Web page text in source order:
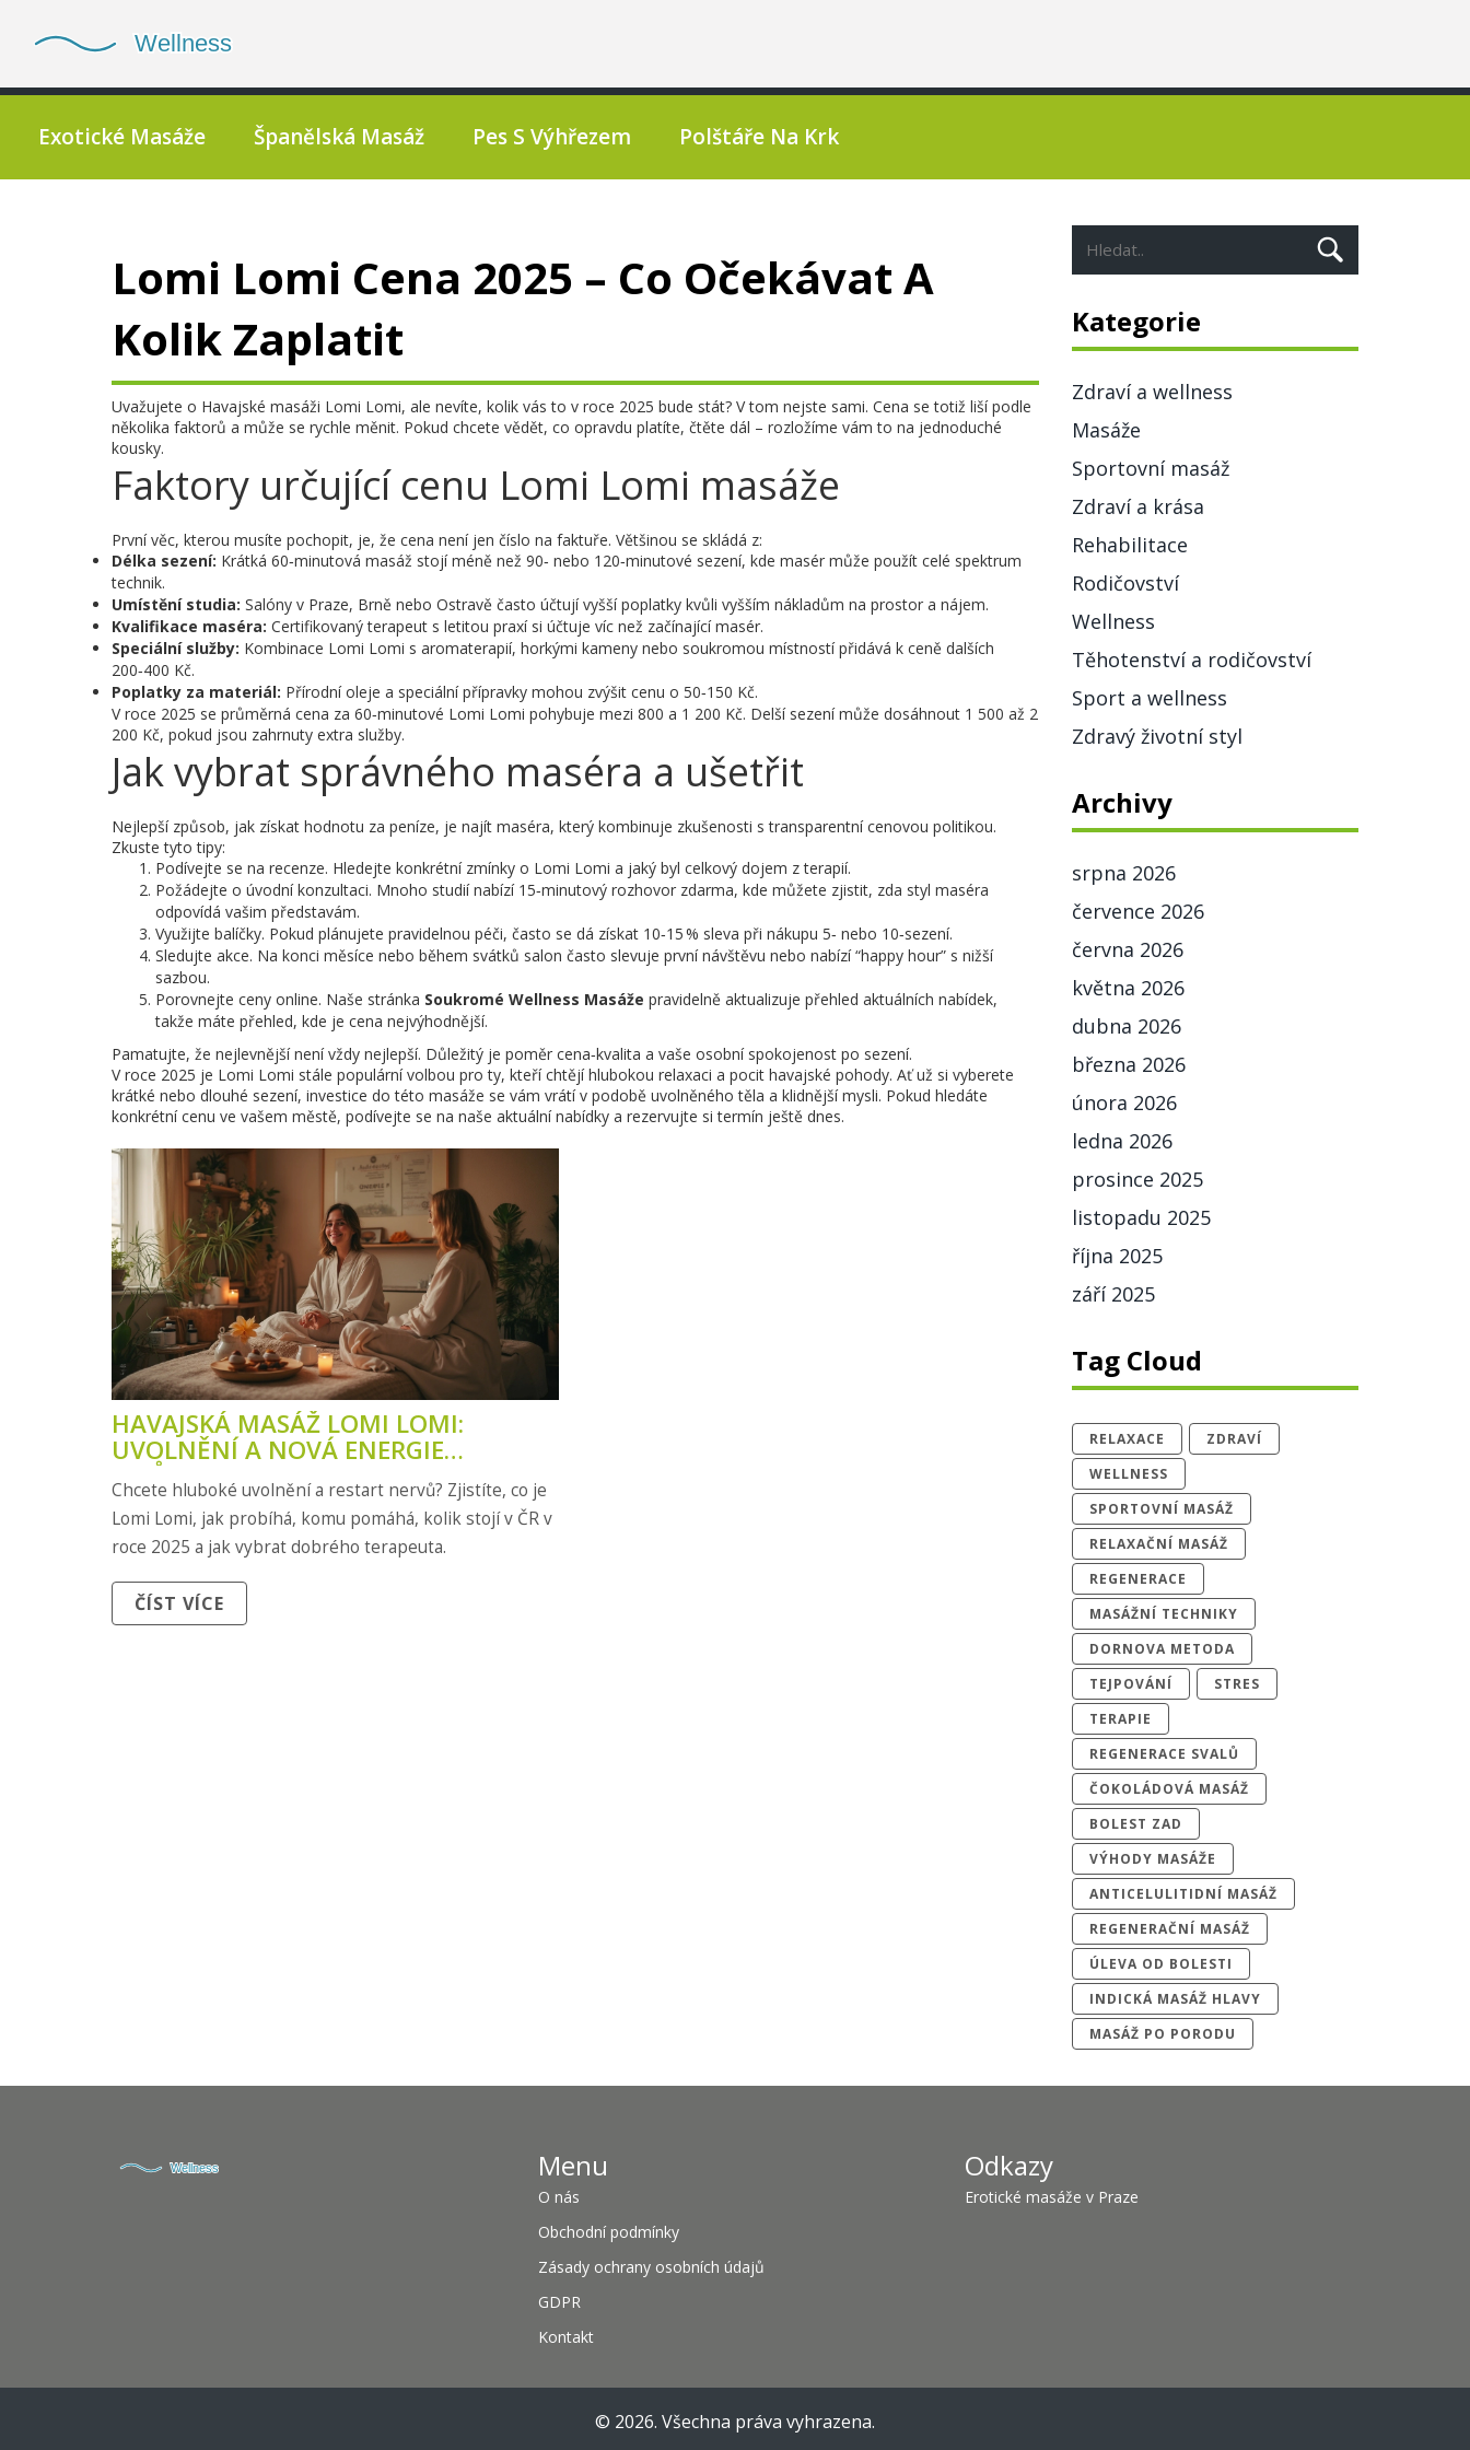
Exotické Masáže Španělská Masáž Pes S Výhřezem Polštáře Na Krk
Lomi Lomi Cena 2025 – Co Očekávat A
Kolik Zaplatit
Uvažujete o Havajské masáži Lomi Lomi, ale nevíte, kolik vás to v roce 2025 bude stát? V tom nejste sami. Cena se totiž liší podle
několika faktorů a může se rychle měnit. Pokud chcete vědět, co opravdu platíte, čtěte dál – rozložíme vám to na jednoduché
kousky.
Faktory určující cenu Lomi Lomi masáže
První věc, kterou musíte pochopit, je, že cena není jen číslo na faktuře. Většinou se skládá z:
Délka sezení: Krátká 60‑minutová masáž stojí méně než 90‑ nebo 120‑minutové sezení, kde masér může použít celé spektrum
technik.
Umístění studia: Salóny v Praze, Brně nebo Ostravě často účtují vyšší poplatky kvůli vyšším nákladům na prostor a nájem.
Kvalifikace maséra: Certifikovaný terapeut s letitou praxí si účtuje víc než začínající masér.
Speciální služby: Kombinace Lomi Lomi s aromaterapií, horkými kameny nebo soukromou místností přidává k ceně dalších
200‑400 Kč.
Poplatky za materiál: Přírodní oleje a speciální přípravky mohou zvýšit cenu o 50‑150 Kč.
V roce 2025 se průměrná cena za 60‑minutové Lomi Lomi pohybuje mezi 800 a 1 200 Kč. Delší sezení může dosáhnout 1 500 až 2
200 Kč, pokud jsou zahrnuty extra služby.
Jak vybrat správného maséra a ušetřit
Nejlepší způsob, jak získat hodnotu za peníze, je najít maséra, který kombinuje zkušenosti s transparentní cenovou politikou.
Zkuste tyto tipy:
Podívejte se na recenze. Hledejte konkrétní zmínky o Lomi Lomi a jaký byl celkový dojem z terapií.
Požádejte o úvodní konzultaci. Mnoho studií nabízí 15‑minutový rozhovor zdarma, kde můžete zjistit, zda styl maséra
odpovídá vašim představám.
Využijte balíčky. Pokud plánujete pravidelnou péči, často se dá získat 10‑15 % sleva při nákupu 5‑ nebo 10‑sezení.
Sledujte akce. Na konci měsíce nebo během svátků salon často slevuje první návštěvu nebo nabízí “happy hour” s nižší
sazbou.
Porovnejte ceny online. Naše stránka Soukromé Wellness Masáže pravidelně aktualizuje přehled aktuálních nabídek,
takže máte přehled, kde je cena nejvýhodnější.
Pamatujte, že nejlevnější není vždy nejlepší. Důležitý je poměr cena‑kvalita a vaše osobní spokojenost po sezení.
V roce 2025 je Lomi Lomi stále populární volbou pro ty, kteří chtějí hlubokou relaxaci a pocit havajské pohody. Ať už si vyberete
krátké nebo dlouhé sezení, investice do této masáže se vám vrátí v podobě uvolněného těla a klidnější mysli. Pokud hledáte
konkrétní cenu ve vašem městě, podívejte se na naše aktuální nabídky a rezervujte si termín ještě dnes.
HAVAJSKÁ MASÁŽ LOMI LOMI:
UVOLNĚNÍ A NOVÁ ENERGIE
(PRŮVODCE 2025)
Chcete hluboké uvolnění a restart nervů? Zjistíte, co je
Lomi Lomi, jak probíhá, komu pomáhá, kolik stojí v ČR v
roce 2025 a jak vybrat dobrého terapeuta.
ČÍST VÍCE
Kategorie
Zdraví a wellness
Masáže
Sportovní masáž
Zdraví a krása
Rehabilitace
Rodičovství
Wellness
Těhotenství a rodičovství
Sport a wellness
Zdravý životní styl
Archivy
srpna 2026
července 2026
června 2026
května 2026
dubna 2026
března 2026
února 2026
ledna 2026
prosince 2025
listopadu 2025
října 2025
září 2025
Tag Cloud
RELAXACE
ZDRAVÍ
WELLNESS
SPORTOVNÍ MASÁŽ
RELAXAČNÍ MASÁŽ
REGENERACE
MASÁŽNÍ TECHNIKY
DORNOVA METODA
TEJPOVÁNÍ
STRES
TERAPIE
REGENERACE SVALŮ
ČOKOLÁDOVÁ MASÁŽ
BOLEST ZAD
VÝHODY MASÁŽE
ANTICELULITIDNÍ MASÁŽ
REGENERAČNÍ MASÁŽ
ÚLEVA OD BOLESTI
INDICKÁ MASÁŽ HLAVY
MASÁŽ PO PORODU
Menu
O nás
Obchodní podmínky
Zásady ochrany osobních údajů
GDPR
Kontakt
Odkazy
Erotické masáže v Praze
© 2026. Všechna práva vyhrazena.